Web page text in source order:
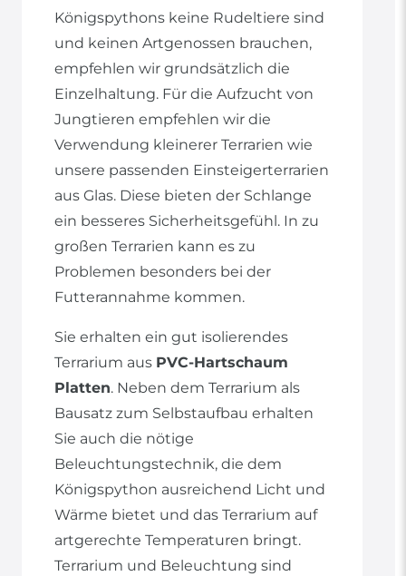
Königspythons keine Rudeltiere sind
und keinen Artgenossen brauchen,
empfehlen wir grundsätzlich die
Einzelhaltung. Für die Aufzucht von
Jungtieren empfehlen wir die
Verwendung kleinerer Terrarien wie
unsere passenden Einsteigerterrarien
aus Glas. Diese bieten der Schlange
ein besseres Sicherheitsgefühl. In zu
großen Terrarien kann es zu
Problemen besonders bei der
Futterannahme kommen.
Sie erhalten ein gut isolierendes
Terrarium aus PVC-Hartschaum
Platten. Neben dem Terrarium als
Bausatz zum Selbstaufbau erhalten
Sie auch die nötige
Beleuchtungstechnik, die dem
Königspython ausreichend Licht und
Wärme bietet und das Terrarium auf
artgerechte Temperaturen bringt.
Terrarium und Beleuchtung sind